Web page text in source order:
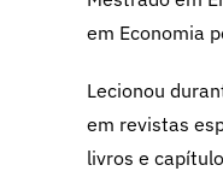
em Economia
Lecionou
em revistas
livros e